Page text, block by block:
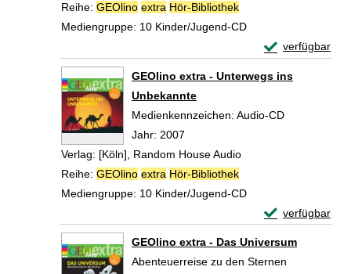
Reihe: GEOlino extra Hör-Bibliothek
Mediengruppe: 10 Kinder/Jugend-CD
verfügbar
Exemplar-
GEOlino extra - Unterwegs ins
Unbekannte
Suche nach diesem Verfasser
Medienkennzeichen: Audio-CD
Jahr: 2007
Verlag: [Köln], Random House Audio
Reihe: GEOlino extra Hör-Bibliothek
Mediengruppe: 10 Kinder/Jugend-CD
verfügbar
Exemplar-
GEOlino extra - Das Universum
Abenteuerreise zu den Sternen